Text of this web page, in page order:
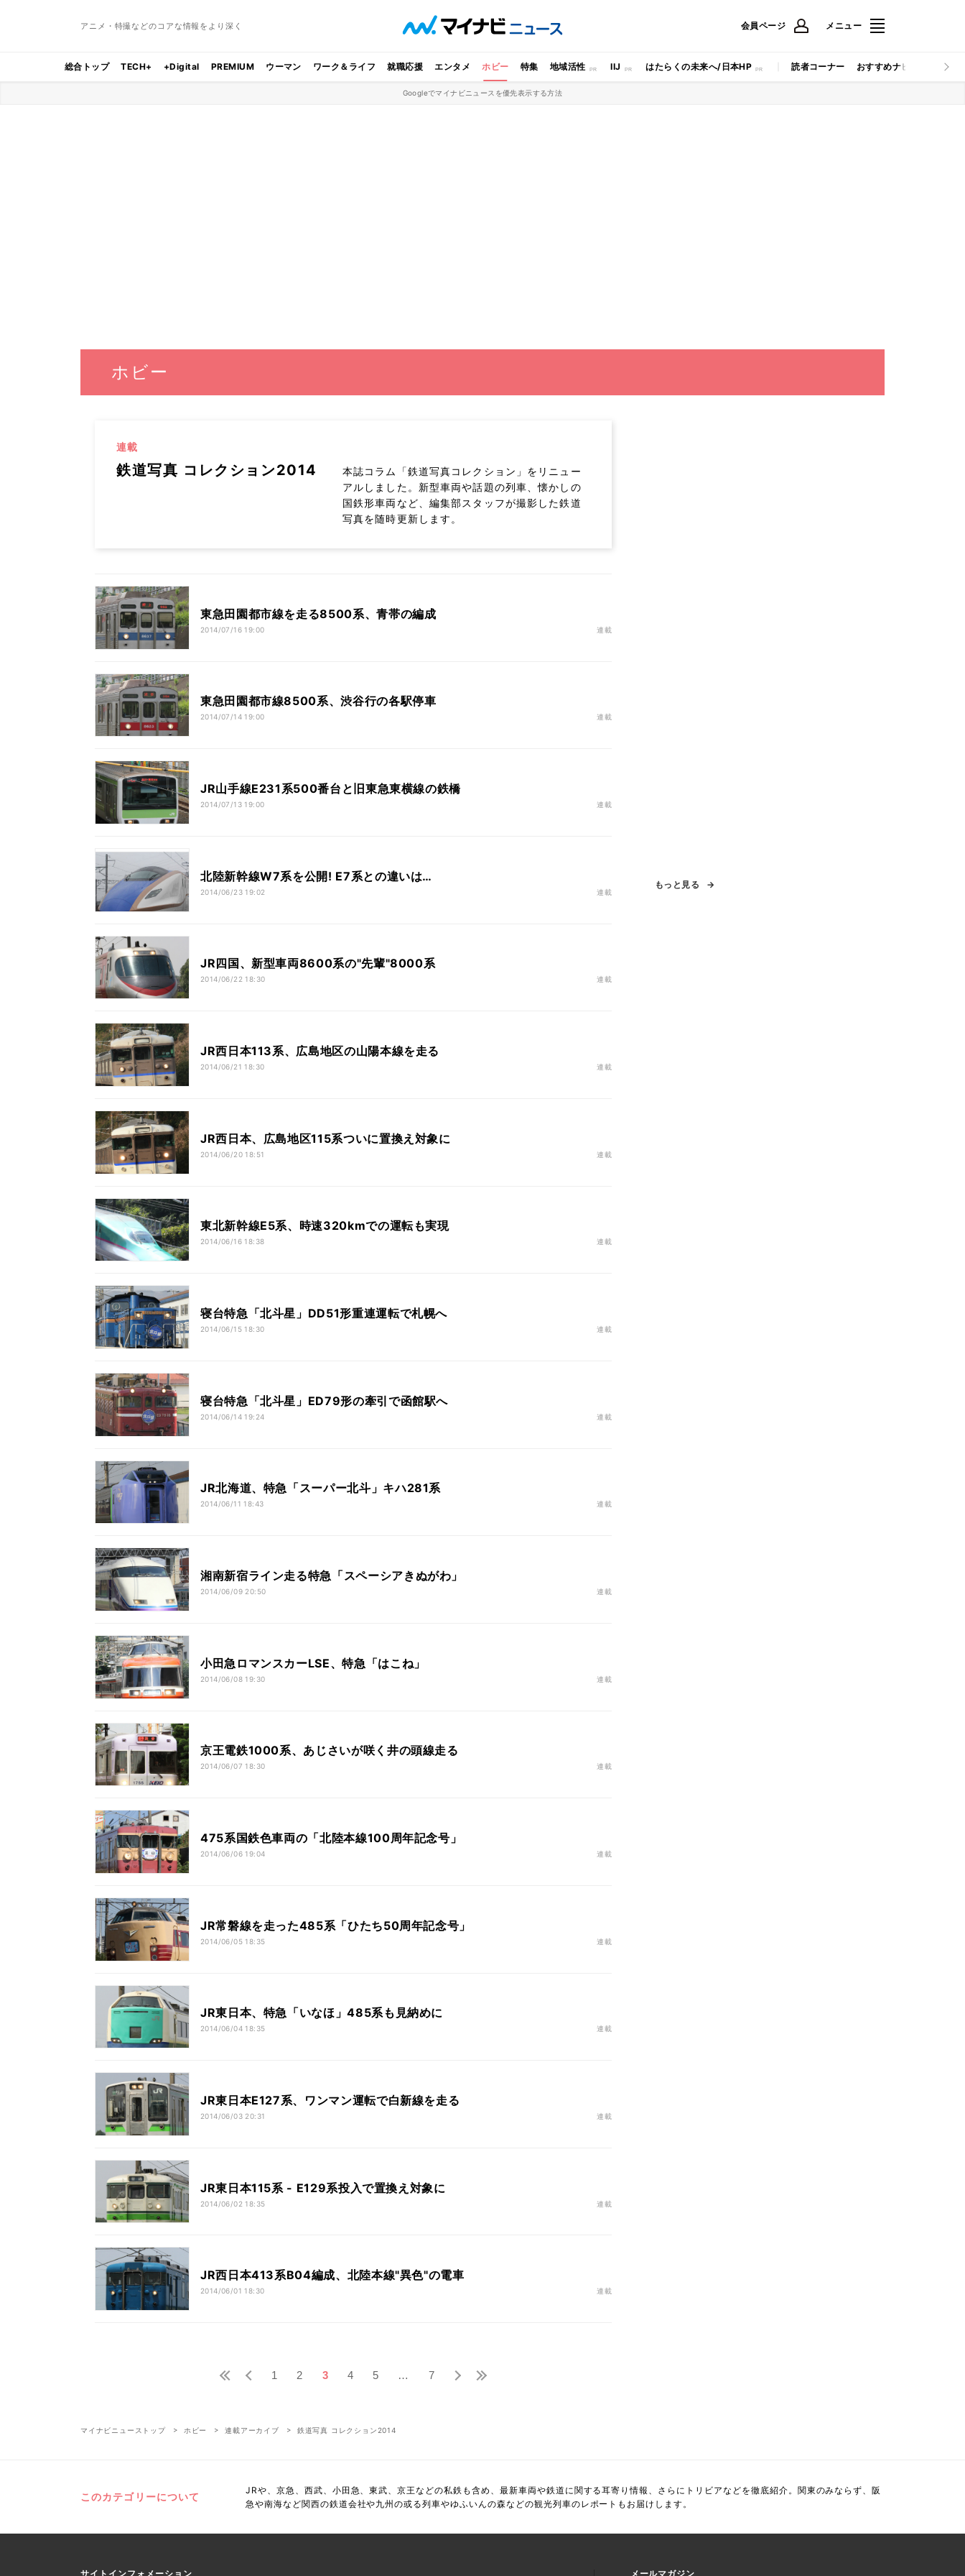
アニメ・特撮などのコアな情報をより深く 会員ページ メニュー
総合トップ TECH+ +Digital PREMIUM ウーマン ワーク＆ライフ 就職応援 エンタメ ホビー 特集 地域活性 IIJ はたらくの未来へ/日本HP 読者コーナー おすすめナビ マイナビ
Googleでマイナビニュースを優先表示する方法
ホビー
連載
鉄道写真 コレクション2014
本誌コラム「鉄道写真コレクション」をリニュー
アルしました。新型車両や話題の列車、懐かしの
国鉄形車両など、編集部スタッフが撮影した鉄道
写真を随時更新します。
東急田園都市線を走る8500系、青帯の編成
2014/07/16 19:00 連載
東急田園都市線8500系、渋谷行の各駅停車
2014/07/14 19:00 連載
JR山手線E231系500番台と旧東急東横線の鉄橋
2014/07/13 19:00 連載
北陸新幹線W7系を公開! E7系との違いは…
2014/06/23 19:02 連載
JR四国、新型車両8600系の"先輩"8000系
2014/06/22 18:30 連載
JR西日本113系、広島地区の山陽本線を走る
2014/06/21 18:30 連載
JR西日本、広島地区115系ついに置換え対象に
2014/06/20 18:51 連載
東北新幹線E5系、時速320kmでの運転も実現
2014/06/16 18:38 連載
寝台特急「北斗星」DD51形重連運転で札幌へ
2014/06/15 18:30 連載
寝台特急「北斗星」ED79形の牽引で函館駅へ
2014/06/14 19:24 連載
JR北海道、特急「スーパー北斗」キハ281系
2014/06/11 18:43 連載
湘南新宿ライン走る特急「スペーシアきぬがわ」
2014/06/09 20:50 連載
小田急ロマンスカーLSE、特急「はこね」
2014/06/08 19:30 連載
京王電鉄1000系、あじさいが咲く井の頭線走る
2014/06/07 18:30 連載
475系国鉄色車両の「北陸本線100周年記念号」
2014/06/06 19:04 連載
JR常磐線を走った485系「ひたち50周年記念号」
2014/06/05 18:35 連載
JR東日本、特急「いなほ」485系も見納めに
2014/06/04 18:35 連載
JR東日本E127系、ワンマン運転で白新線を走る
2014/06/03 20:31 連載
JR東日本115系 - E129系投入で置換え対象に
2014/06/02 18:35 連載
JR西日本413系B04編成、北陸本線"異色"の電車
2014/06/01 18:30 連載
1 2 3 4 5 … 7
もっと見る
マイナビニューストップ ホビー 連載アーカイブ 鉄道写真 コレクション2014
このカテゴリーについて
JRや、京急、西武、小田急、東武、京王などの私鉄も含め、最新車両や鉄道に関する耳寄り情報、さらにトリビアなどを徹底紹介。関東のみならず、阪
急や南海など関西の鉄道会社や九州の或る列車やゆふいんの森などの観光列車のレポートもお届けします。
サイトインフォメーション メールマガジン